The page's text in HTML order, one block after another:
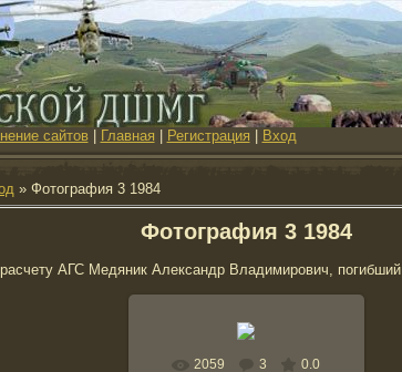
сайтов| Главная Регистрация Вход
» Фотография 3 1984
Фотография 3 1984
АГС Медяник Александр Владимирович,
В реальном размере
2059 3 0.0